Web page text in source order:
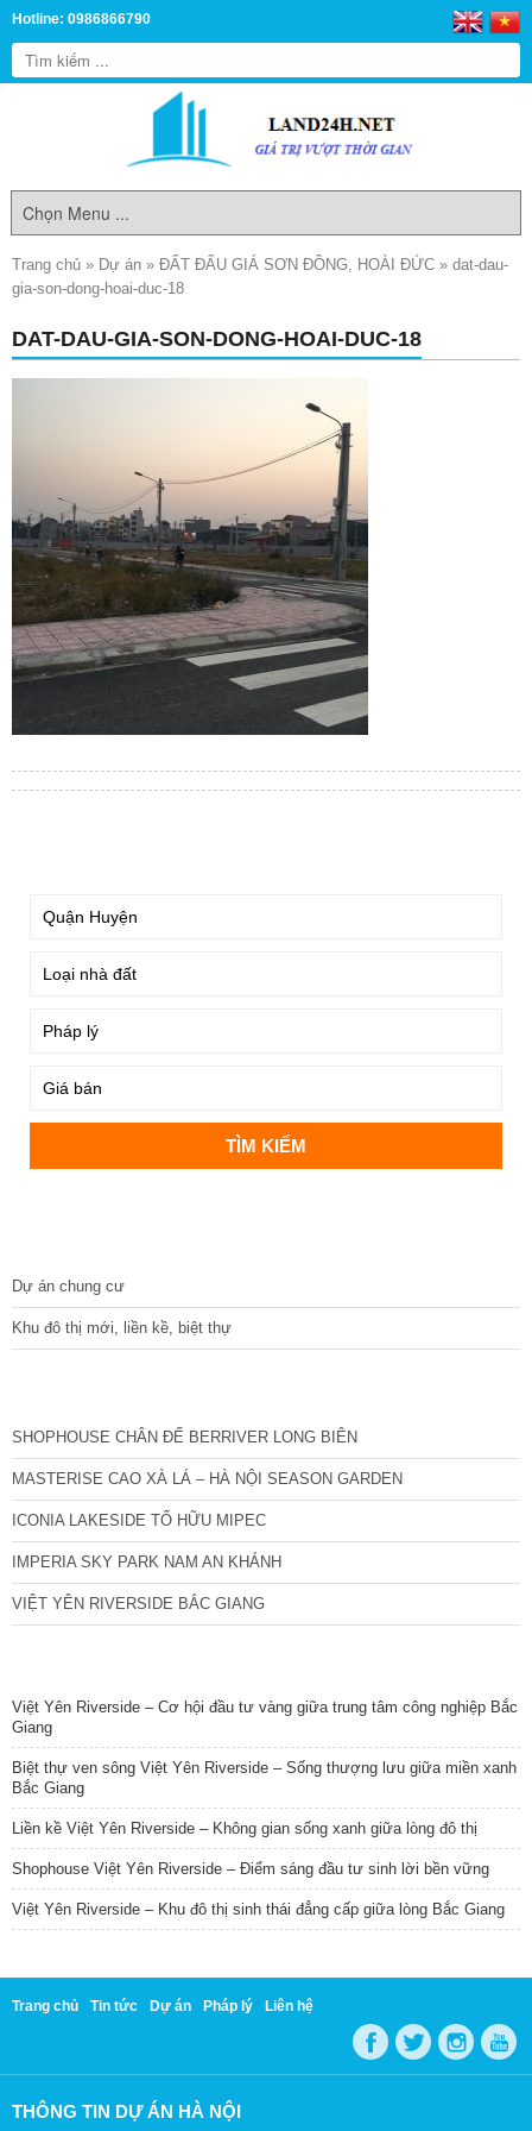
Hotline: 0986866790
Trang chủ » Dự án » ĐẤT ĐẤU GIÁ SƠN ĐỒNG, HOÀI ĐỨC » dat-dau-
gia-son-dong-hoai-duc-18
DAT-DAU-GIA-SON-DONG-HOAI-DUC-18
Dự án chung cư
Khu đô thị mới, liền kề, biệt thự
SHOPHOUSE CHÂN ĐẾ BERRIVER LONG BIÊN
MASTERISE CAO XÀ LÁ – HÀ NỘI SEASON GARDEN
ICONIA LAKESIDE TỐ HỮU MIPEC
IMPERIA SKY PARK NAM AN KHÁNH
VIỆT YÊN RIVERSIDE BẮC GIANG
Việt Yên Riverside – Cơ hội đầu tư vàng giữa trung tâm công nghiệp Bắc
Giang
Biệt thự ven sông Việt Yên Riverside – Sống thượng lưu giữa miền xanh
Bắc Giang
Liền kề Việt Yên Riverside – Không gian sống xanh giữa lòng đô thị
Shophouse Việt Yên Riverside – Điểm sáng đầu tư sinh lời bền vững
Việt Yên Riverside – Khu đô thị sinh thái đẳng cấp giữa lòng Bắc Giang
Trang chủ Tin tức Dự án Pháp lý Liên hệ
THÔNG TIN DỰ ÁN HÀ NỘI